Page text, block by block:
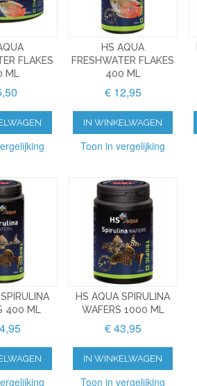
FLAKES
ML
HS AQUA
FRESHWATER FLAKES
400 ML
€ 12,95
IN WINKELWAGEN
Toon in vergelijking
400 ML
HS AQUA SPIRULINA
WAFERS 1000 ML
€ 43,95
IN WINKELWAGEN
Toon in vergelijking